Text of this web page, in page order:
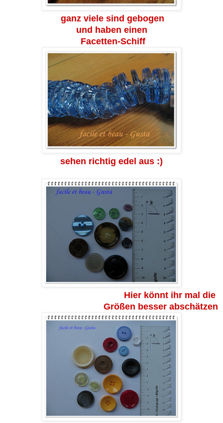
ganz viele sind gebogen
und haben einen
Facetten-Schiff
sehen richtig edel aus :)
Hier könnt ihr mal die
Größen besser abschätzen